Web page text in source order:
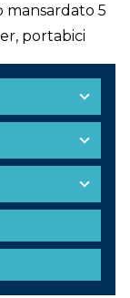
mansardato 5
portabici